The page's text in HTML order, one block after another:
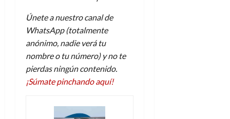
Únete a nuestro canal de
WhatsApp (totalmente
anónimo, nadie verá tu
nombre o tu número) y no te
pierdas ningún contenido.
¡Súmate pinchando aquí!